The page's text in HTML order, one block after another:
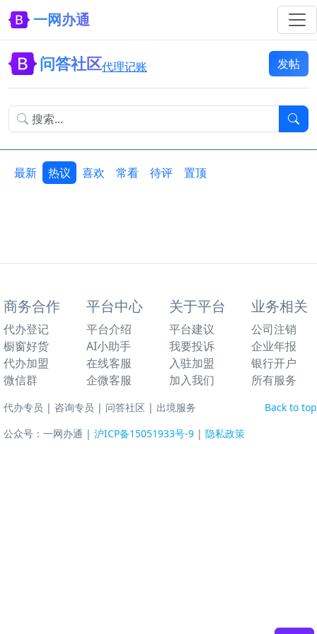
一网办通
问答社区代理记账 发帖
最新 热议 喜欢 常看 待评 置顶
商务合作
代办登记
橱窗好货
代办加盟
微信群
平台中心
平台介绍
AI小助手
在线客服
企微客服
关于平台
平台建议
我要投诉
入驻加盟
加入我们
业务相关
公司注销
企业年报
银行开户
所有服务
Back to top
代办专员 | 咨询专员 | 问答社区 | 出境服务
公众号：一网办通 | 沪ICP备15051933号-9 | 隐私政策